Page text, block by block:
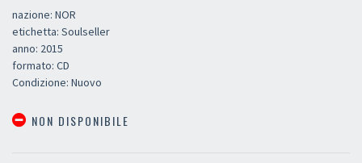
nazione: NOR
etichetta: Soulseller
anno: 2015
formato: CD
Condizione: Nuovo
NON DISPONIBILE